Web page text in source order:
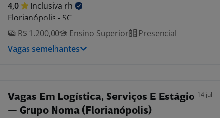
4,0 Inclusiva rh
Florianópolis - SC
R$ 1.200,00
Ensino Superior
Presencial
Vagas semelhantes
Vagas Em Logística, Serviços E Estágio
— Grupo Noma (Florianópolis)
14 jul